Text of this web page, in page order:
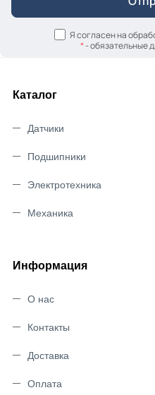
Я согласен на
*- обязательные
Каталог
Датчики
Подшипники
Электротехника
Механика
Информация
О нас
Контакты
Доставка
Оплата